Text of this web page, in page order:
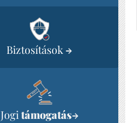
Biztosítások→
Jogitámogatás→